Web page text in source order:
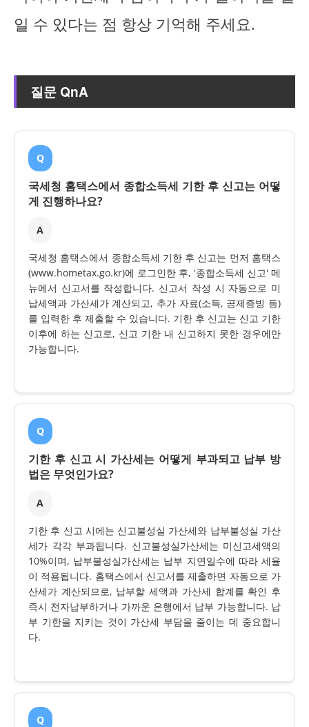
일 수 있다는 점 항상 기억해 주세요.
질문 QnA
Q
국세청 홈택스에서 종합소득세 기한 후 신고는 어떻
게 진행하나요?
A
국세청 홈택스에서 종합소득세 기한 후 신고는 먼저 홈택스
(www.hometax.go.kr)에 로그인한 후, '종합소득세 신고' 메
뉴에서 신고서를 작성합니다. 신고서 작성 시 자동으로 미
납세액과 가산세가 계산되고, 추가 자료(소득, 공제증빙 등)
를 입력한 후 제출할 수 있습니다. 기한 후 신고는 신고 기한
이후에 하는 신고로, 신고 기한 내 신고하지 못한 경우에만
가능합니다.
Q
기한 후 신고 시 가산세는 어떻게 부과되고 납부 방
법은 무엇인가요?
A
기한 후 신고 시에는 신고불성실 가산세와 납부불성실 가산
세가 각각 부과됩니다. 신고불성실가산세는 미신고세액의
10%이며, 납부불성실가산세는 납부 지연일수에 따라 세율
이 적용됩니다. 홈택스에서 신고서를 제출하면 자동으로 가
산세가 계산되므로, 납부할 세액과 가산세 합계를 확인 후
즉시 전자납부하거나 가까운 은행에서 납부 가능합니다. 납
부 기한을 지키는 것이 가산세 부담을 줄이는 데 중요합니
다.
Q